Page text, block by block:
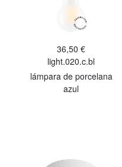
36,50 €
light.020.c.bl
lámpara de porcelana
azul